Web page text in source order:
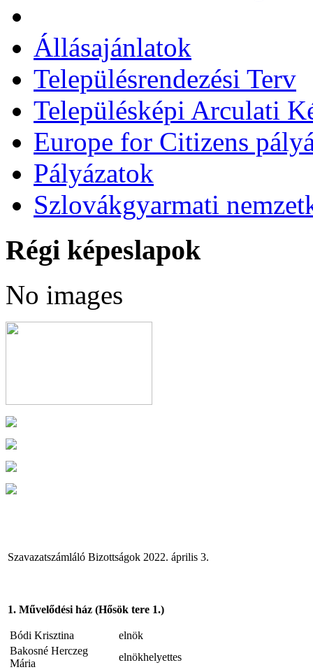
Állásajánlatok
Településrendezési Terv
Településképi Arculati
Europe for Citizens
Pályázatok
Szlovákgyarmati
Régi képeslapok
No images
Szavazatszámláló Bizottságok 2022. április 3.
1. Művelődési ház (Hősök tere 1.)
Bódi Krisztina
elnök
Bakosné Herczeg
Mária
elnökhelyettes